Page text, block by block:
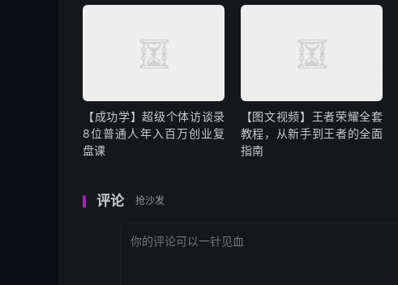
【成功学】超级个体访谈录
8位普通人年入百万创业复
盘课
【图文视频】王者荣耀全套
教程，从新手到王者的全面
指南
评论 抢沙发